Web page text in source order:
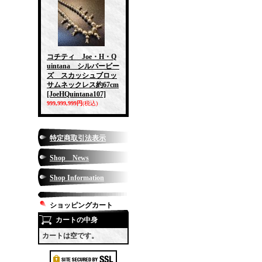
コチティ Joe・H・Q
uintana シルバービー
ズ スカッシュブロッ
サムネックレス約67cm
[JoeHQuintana107]
999,999,999円(税込)
特定商取引法表示
Shop News
Shop Information
ショッピングカート
カートの中身
カートは空です。